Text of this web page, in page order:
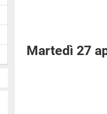
Martedì 27